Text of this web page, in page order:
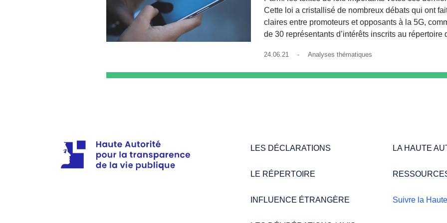
Cette loi a cristallisé de nombreux débats qui ont
claires entre promoteurs et opposants à la 5G,
de 30 représentants d’intérêts inscrits au répertoire
24.06.21 - Analyses thématiques
LES DÉCLARATIONS
LE RÉPERTOIRE
INFLUENCE ÉTRANGÈRE
LA HAUTE
Suivre la